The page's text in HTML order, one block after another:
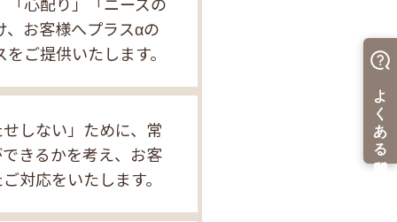
お客様へプラスαの
ご提供いたします。
しない」ために、常
きるかを考え、お客
対応をいたします。